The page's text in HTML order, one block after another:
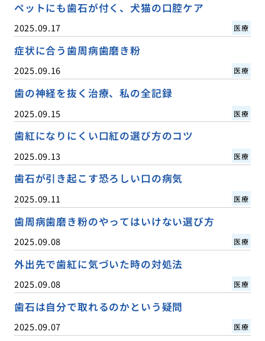
ペットにも歯石が付く、犬猫の口腔ケア
2025.09.17 医療
症状に合う歯周病歯磨き粉
2025.09.16 医療
歯の神経を抜く治療、私の全記録
2025.09.15 医療
歯紅になりにくい口紅の選び方のコツ
2025.09.13 医療
歯石が引き起こす恐ろしい口の病気
2025.09.11 医療
歯周病歯磨き粉のやってはいけない選び方
2025.09.08 医療
外出先で歯紅に気づいた時の対処法
2025.09.08 医療
歯石は自分で取れるのかという疑問
2025.09.07 医療